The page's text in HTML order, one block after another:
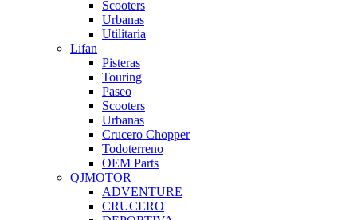
Scooters
Urbanas
Utilitaria
Lifan
Pisteras
Touring
Paseo
Scooters
Urbanas
Crucero Chopper
Todoterreno
OEM Parts
QJMOTOR
ADVENTURE
CRUCERO